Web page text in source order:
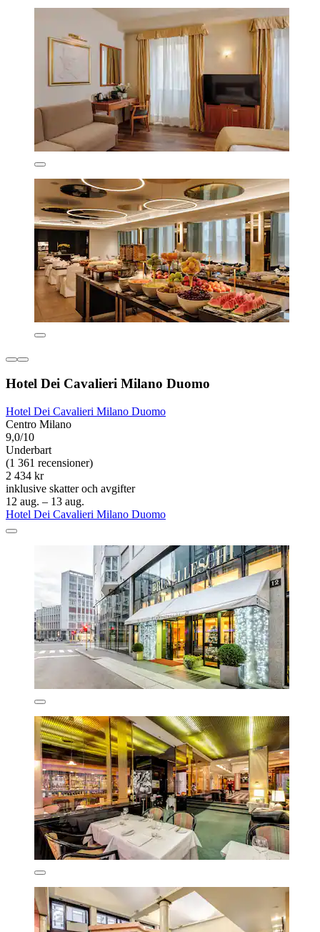
Hotel Dei Cavalieri Milano Duomo
Hotel Dei Cavalieri Milano Duomo
Centro Milano
9,0/10
Underbart
(1 361 recensioner)
2 434 kr
inklusive skatter och avgifter
12 aug. – 13 aug.
Hotel Dei Cavalieri Milano Duomo